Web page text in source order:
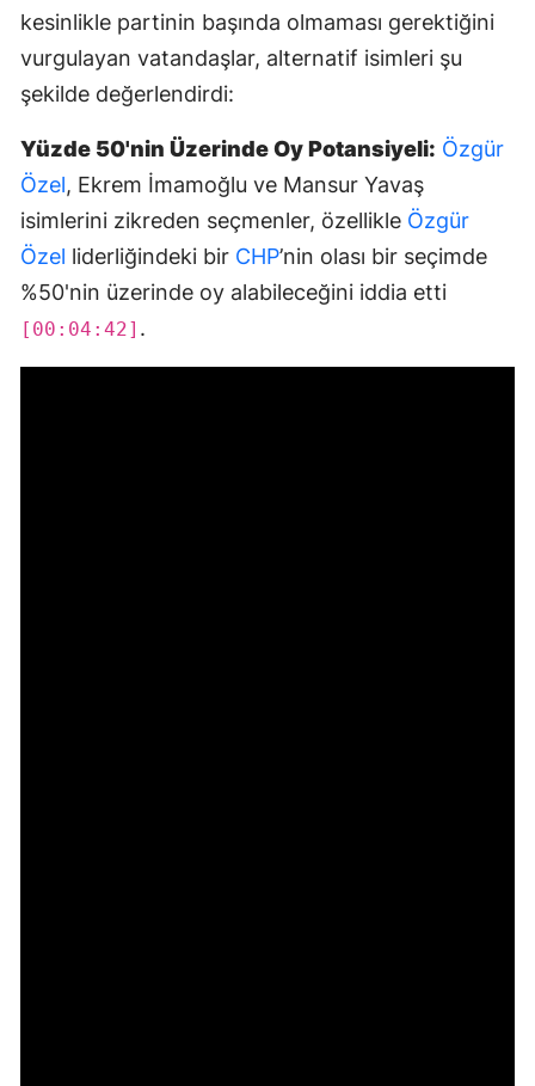
kesinlikle partinin başında olmaması gerektiğini
vurgulayan vatandaşlar, alternatif isimleri şu
şekilde değerlendirdi:
Yüzde 50'nin Üzerinde Oy Potansiyeli: Özgür
Özel, Ekrem İmamoğlu ve Mansur Yavaş
isimlerini zikreden seçmenler, özellikle Özgür
Özel liderliğindeki bir CHP’nin olası bir seçimde
%50'nin üzerinde oy alabileceğini iddia etti
[00:04:42] .